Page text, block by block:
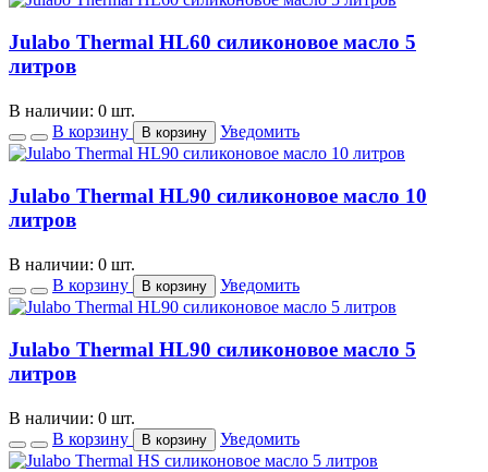
Julabo Thermal HL60 силиконовое масло 5
литров
В наличии: 0 шт.
В корзину
В корзину Уведомить
Julabo Thermal HL90 силиконовое масло 10
литров
В наличии: 0 шт.
В корзину
В корзину Уведомить
Julabo Thermal HL90 силиконовое масло 5
литров
В наличии: 0 шт.
В корзину
В корзину Уведомить